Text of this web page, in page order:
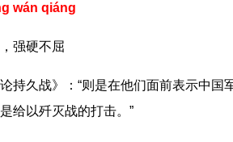
wán qiáng
强硬不屈
持久战》：“则是在他们面前表示中国
给以歼灭战的打击。”